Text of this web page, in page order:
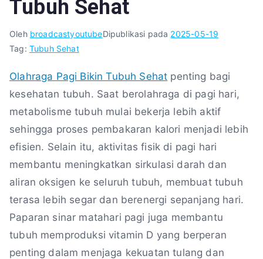
Tubuh Sehat
Oleh broadcastyoutubeDipublikasi pada 2025-05-19
Tag: Tubuh Sehat
Olahraga Pagi Bikin Tubuh Sehat penting bagi
kesehatan tubuh. Saat berolahraga di pagi hari,
metabolisme tubuh mulai bekerja lebih aktif
sehingga proses pembakaran kalori menjadi lebih
efisien. Selain itu, aktivitas fisik di pagi hari
membantu meningkatkan sirkulasi darah dan
aliran oksigen ke seluruh tubuh, membuat tubuh
terasa lebih segar dan berenergi sepanjang hari.
Paparan sinar matahari pagi juga membantu
tubuh memproduksi vitamin D yang berperan
penting dalam menjaga kekuatan tulang dan